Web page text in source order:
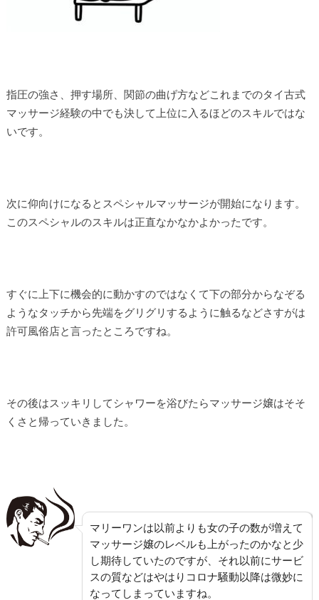
指圧の強さ、押す場所、関節の曲げ方などこれまでのタイ古式
マッサージ経験の中でも決して上位に入るほどのスキルではな
いです。
次に仰向けになるとスペシャルマッサージが開始になります。
このスペシャルのスキルは正直なかなかよかったです。
すぐに上下に機会的に動かすのではなくて下の部分からなぞる
ようなタッチから先端をグリグリするように触るなどさすがは
許可風俗店と言ったところですね。
その後はスッキリしてシャワーを浴びたらマッサージ嬢はそそ
くさと帰っていきました。
マリーワンは以前よりも女の子の数が増えて
マッサージ嬢のレベルも上がったのかなと少
し期待していたのですが、それ以前にサービ
スの質などはやはりコロナ騒動以降は微妙に
なってしまっていますね。